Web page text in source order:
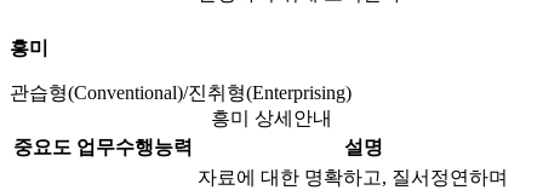
흥미
관습형(Conventional)/진취형(Enterprising)
흥미 상세안내
중요도 업무수행능력 설명
자료에 대한 명확하고, 질서정연하며